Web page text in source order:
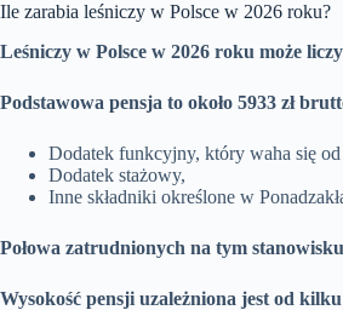
Ile zarabia leśniczy w Polsce w 2026 roku?
Leśniczy w Polsce w 2026 roku może
Podstawowa pensja to około 5933 zł
Dodatek funkcyjny, który waha się od
Dodatek stażowy,
Inne składniki określone w
Połowa zatrudnionych na tym
Wysokość pensji uzależniona jest od